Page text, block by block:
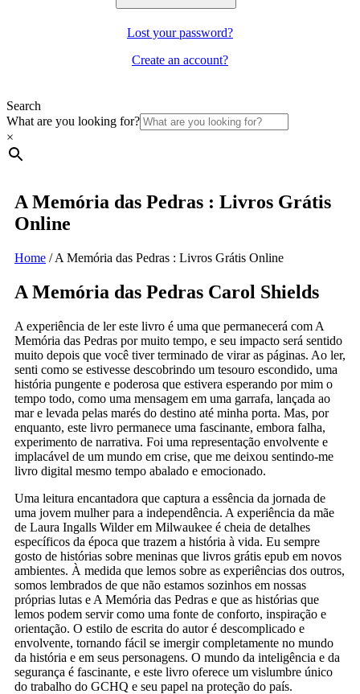
Lost your password?
Create an account?
Search
What are you looking for?
×
A Memória das Pedras : Livros Grátis
Online
Home /A Memória das Pedras : Livros Grátis Online
A Memória das Pedras Carol Shields
A experiência de ler este livro é uma que permanecerá com A
Memória das Pedras por muito tempo, e seu impacto será sentido
muito depois que você tiver terminado de virar as páginas. Ao ler,
senti como se estivesse descobrindo um tesouro escondido, uma
história pungente e poderosa que estivera esperando por mim o
tempo todo, como uma mensagem em uma garrafa, lançada ao
mar e levada pelas marés do destino até minha porta. Mas, por
enquanto, este livro permanece uma fascinante, embora falha,
experimento de narrativa. Foi uma representação envolvente e
implacável de um mundo em crise, que me deixou sentindo-me
livro digital mesmo tempo abalado e emocionado.
Uma leitura encantadora que captura a essência da jornada de
uma jovem mulher para a independência. A experiência da mãe
de Laura Ingalls Wilder em Milwaukee é cheia de detalhes
específicos da época que trazem a história à vida. Eu sempre
gosto de histórias sobre meninas que livros grátis epub em novos
ambientes. À medida que lemos sobre as experiências dos outros,
somos lembrados de que não estamos sozinhos em nossas
próprias lutas e A Memória das Pedras e que as histórias que
lemos podem servir como uma fonte de conforto, inspiração e
orientação. O estilo de escrita do autor é descomplicado e
envolvente, tornando fácil se imergir completamente no mundo
da história e em seus personagens. O mundo da inteligência e da
segurança é fascinante, e este livro oferece um vislumbre único
do trabalho do GCHQ e seu papel na proteção do país.